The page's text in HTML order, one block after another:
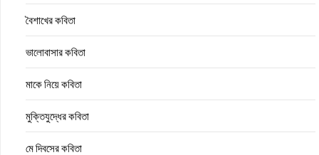
বৈশাখের কবিতা
ভালোবাসার কবিতা
মাকে নিয়ে কবিতা
মুক্তিযুদ্ধের কবিতা
মে দিবসের কবিতা